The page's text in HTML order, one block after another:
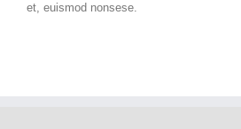
et, euismod nonsese.